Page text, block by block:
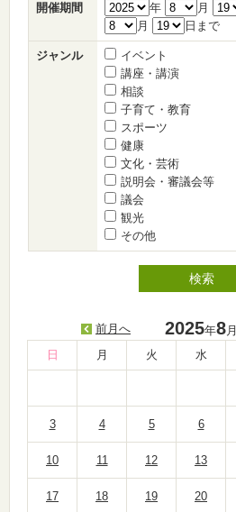
開催期間 年 月
月
日まで
ジャンル
イベント
講座・講演
相談
子育て・教育
スポーツ
健康
文化・芸術
説明会・審議会等
議会
観光
その他
前月へ 2025年8月
日
月 火 水
3 4 5 6
10 11 12 13
17 18 19 20